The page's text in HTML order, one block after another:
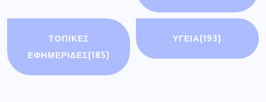
ΤΟΠΙΚΕΣ
ΕΦΗΜΕΡΙΔΕΣ(185)
ΥΓΕΙΑ(193)